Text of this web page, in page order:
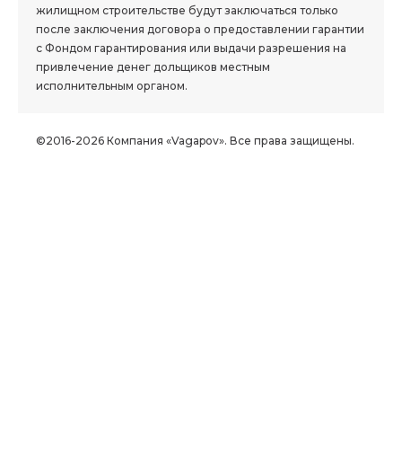
жилищном строительстве будут заключаться только
после заключения договора о предоставлении гарантии
с Фондом гарантирования или выдачи разрешения на
привлечение денег дольщиков местным
исполнительным органом.
©2016-2026 Компания «Vagapov». Все права защищены.